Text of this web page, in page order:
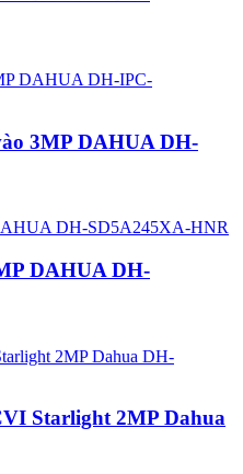
3MP DAHUA DH-
DAHUA DH-
Starlight 2MP Dahua